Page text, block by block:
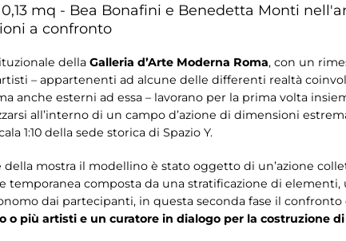
mq - Bea Bonafini e Benedetta Monti
a confronto
della Galleria d’Arte Moderna Roma, con un
– appartenenti ad alcune delle differenti realtà
anche esterni ad essa – lavorano per la prima volta
all’interno di un campo d’azione di dimensioni
1:10 della sede storica di Spazio Y.
della mostra il modellino è stato oggetto di un’azione
temporanea composta da una stratificazione di
dai partecipanti, in questa seconda fase il
o più artisti e un curatore in dialogo per la costruzione